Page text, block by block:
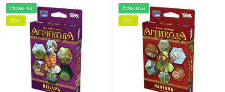
Новинка
Доп.
Новинка
Доп.